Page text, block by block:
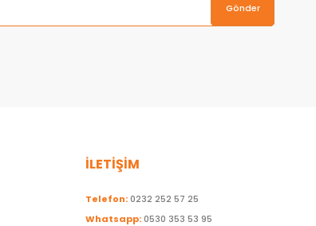
Gönder
İLETİŞİM
Telefon:0232 252 57 25
Whatsapp:0530 353 53 95